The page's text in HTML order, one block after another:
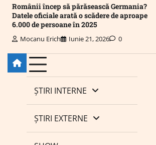
Românii încep să părăsească Germania?
Datele oficiale arată o scădere de aproape
6.000 de persoane în 2025
Mocanu Erich Iunie 21, 2026 0
ȘTIRI INTERNE
ȘTIRI EXTERNE